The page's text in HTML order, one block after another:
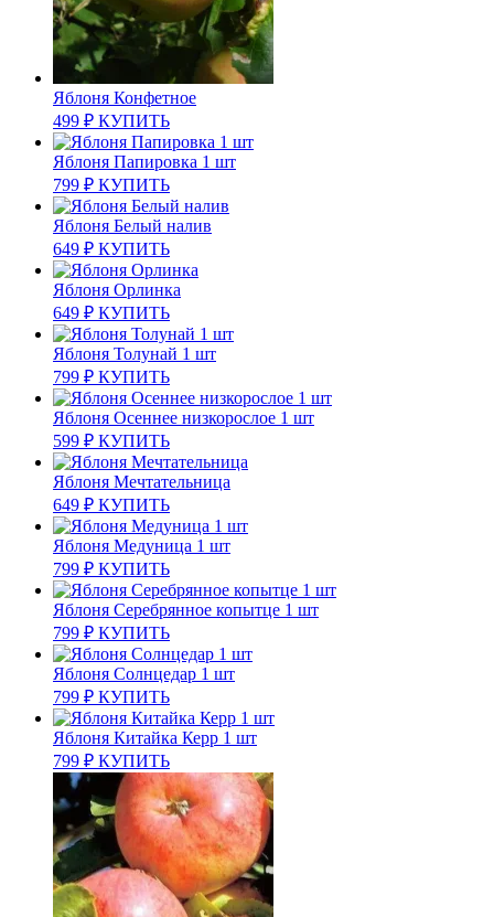
Яблоня Конфетное
499 ₽ КУПИТЬ
Яблоня Папировка 1 шт
799 ₽ КУПИТЬ
Яблоня Белый налив
649 ₽ КУПИТЬ
Яблоня Орлинка
649 ₽ КУПИТЬ
Яблоня Толунай 1 шт
799 ₽ КУПИТЬ
Яблоня Осеннее низкорослое 1 шт
599 ₽ КУПИТЬ
Яблоня Мечтательница
649 ₽ КУПИТЬ
Яблоня Медуница 1 шт
799 ₽ КУПИТЬ
Яблоня Серебрянное копытце 1 шт
799 ₽ КУПИТЬ
Яблоня Солнцедар 1 шт
799 ₽ КУПИТЬ
Яблоня Китайка Керр 1 шт
799 ₽ КУПИТЬ